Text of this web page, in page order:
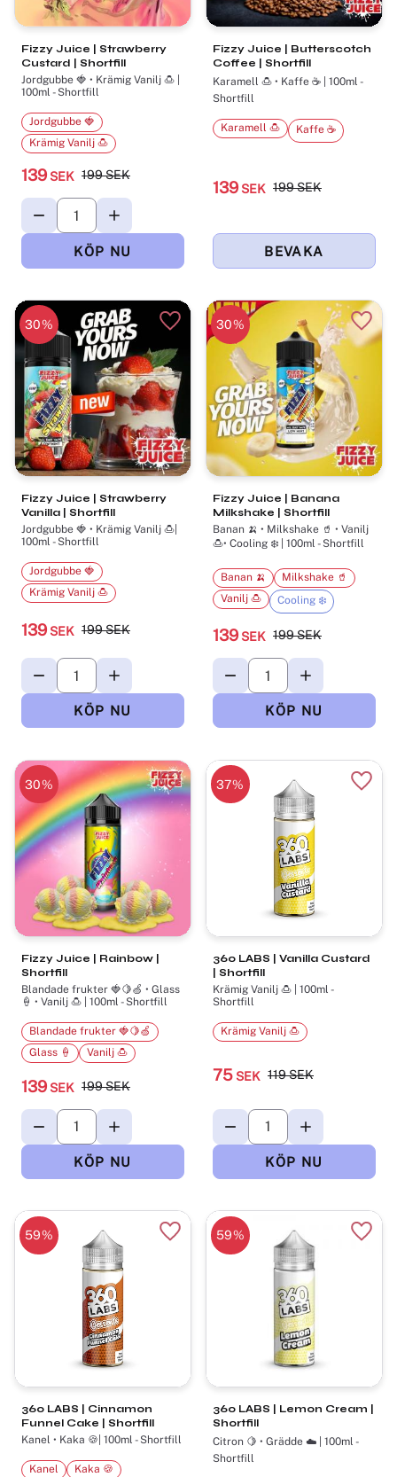
Fizzy Juice | Strawberry
Custard | Shortfill
Jordgubbe 🍓 • Krämig Vanilj 🍮 |
100ml - Shortfill
139 SEK 199SEK
Jordgubbe 🍓
Krämig Vanilj 🍮
Fizzy Juice | Butterscotch
Coffee | Shortfill
Karamell 🍮 • Kaffe ☕ | 100ml -
Shortfill
139 SEK 199SEK
Karamell 🍮 Kaffe ☕
Fizzy Juice | Strawberry
Vanilla | Shortfill
Jordgubbe 🍓 • Krämig Vanilj 🍮|
100ml - Shortfill
139 SEK 199SEK
Jordgubbe 🍓
Krämig Vanilj 🍮
30% Lägg till i favoriter
Fizzy Juice | Banana
Milkshake | Shortfill
Banan 🍌 • Milkshake 🥤 • Vanilj
🍮• Cooling ❄️ | 100ml - Shortfill
139 SEK 199SEK
Banan 🍌
Milkshake 🥤
Vanilj 🍮
Cooling ❄️
30%
Fizzy Juice | Rainbow |
Shortfill
Blandade frukter 🍓🍋🍏 • Glass
🍦 • Vanilj 🍮 | 100ml - Shortfill
139 SEK 199SEK
Blandade frukter 🍓🍋🍏
Glass 🍦
Vanilj 🍮
30% Lägg till i favoriter
360 LABS | Vanilla Custard
| Shortfill
Krämig Vanilj 🍮 | 100ml -
Shortfill
75 SEK 119SEK
Krämig Vanilj 🍮
37%
360 LABS | Cinnamon
Funnel Cake | Shortfill
Kanel • Kaka 🍪| 100ml - Shortfill
Kanel Kaka 🍪
59% Lägg till i favoriter
360 LABS | Lemon Cream |
Shortfill
Citron 🍋 • Grädde ☁️ | 100ml -
Shortfill
59%